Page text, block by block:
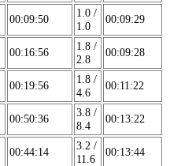
00:09:50
1.0 /
1.0
00:09:29
00:16:56
1.8 /
2.8
00:09:28
00:19:56
1.8 /
4.6
00:11:22
00:50:36
3.8 /
8.4
00:13:22
00:44:14
3.2 /
11.6
00:13:44